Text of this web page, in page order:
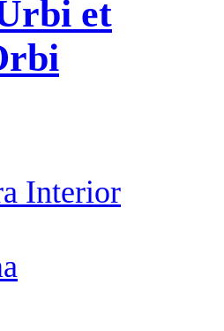
Interior